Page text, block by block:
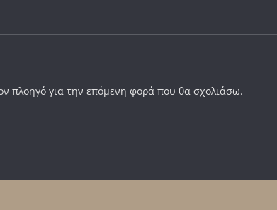
πλοηγό για την επόμενη φορά που θα σχολιάσω.